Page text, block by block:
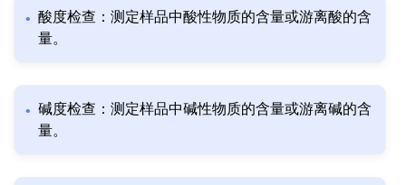
酸度检查：测定样品中酸性物质的含量或游离酸的含
量。
碱度检查：测定样品中碱性物质的含量或游离碱的含
量。